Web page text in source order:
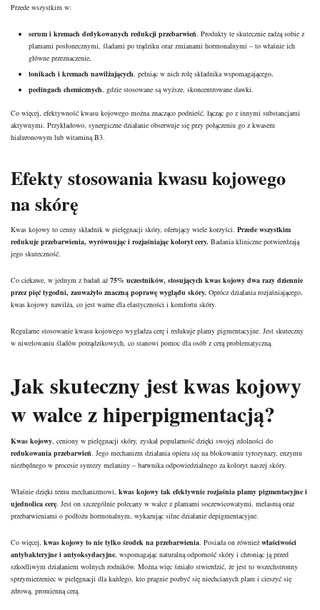
Przede wszystkim w:
serum i kremach dedykowanych redukcji przebarwień. Produkty te skutecznie radzą sobie z
plamami posłonecznymi, śladami po trądziku oraz zmianami hormonalnymi – to właśnie ich
główne przeznaczenie,
tonikach i kremach nawilżających, pełniąc w nich rolę składnika wspomagającego,
peelingach chemicznych, gdzie stosowane są wyższe, skoncentrowane dawki.
Co więcej, efektywność kwasu kojowego można znacząco podnieść, łącząc go z innymi substancjami
aktywnymi. Przykładowo, synergiczne działanie obserwuje się przy połączeniu go z kwasem
hialuronowym lub witaminą B3.
Efekty stosowania kwasu kojowego
na skórę
Kwas kojowy to cenny składnik w pielęgnacji skóry, oferujący wiele korzyści. Przede wszystkim
redukuje przebarwienia, wyrównując i rozjaśniając koloryt cery. Badania kliniczne potwierdzają
jego skuteczność.
Co ciekawe, w jednym z badań aż 75% uczestników, stosujących kwas kojowy dwa razy dziennie
przez pięć tygodni, zauważyło znaczną poprawę wyglądu skóry. Oprócz działania rozjaśniającego,
kwas kojowy nawilża, co jest ważne dla elastyczności i komfortu skóry.
Regularne stosowanie kwasu kojowego wygładza cerę i redukuje plamy pigmentacyjne. Jest skuteczny
w niwelowaniu śladów potrądzikowych, co stanowi pomoc dla osób z cerą problematyczną.
Jak skuteczny jest kwas kojowy
w walce z hiperpigmentacją?
Kwas kojowy, ceniony w pielęgnacji skóry, zyskał popularność dzięki swojej zdolności do
redukowania przebarwień. Jego mechanizm działania opiera się na blokowaniu tyrozynazy, enzymu
niezbędnego w procesie syntezy melaniny – barwnika odpowiedzialnego za koloryt naszej skóry.
Właśnie dzięki temu mechanizmowi, kwas kojowy tak efektywnie rozjaśnia plamy pigmentacyjne i
ujednolica cerę. Jest on szczególnie polecany w walce z plamami soczewicowatymi, melasmą oraz
przebarwieniami o podłożu hormonalnym, wykazując silne działanie depigmentacyjne.
Co więcej, kwas kojowy to nie tylko środek na przebarwienia. Posiada on również właściwości
antybakteryjne i antyoksydacyjne, wspomagając naturalną odporność skóry i chroniąc ją przed
szkodliwym działaniem wolnych rodników. Można więc śmiało stwierdzić, że jest to wszechstronny
sprzymierzeniec w pielęgnacji dla każdego, kto pragnie pozbyć się niechcianych plam i cieszyć się
zdrową, promienną cerą.